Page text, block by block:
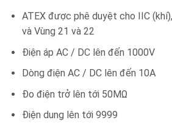
ATEX được phê duyệt cho IIC
và Vùng 21 và 22
Điện áp AC / DC lên đến 1000V
Dòng điện AC / DC lên đến 10A
Đo điện trở lên tới 50MΩ
Điện dung lên tới 9999